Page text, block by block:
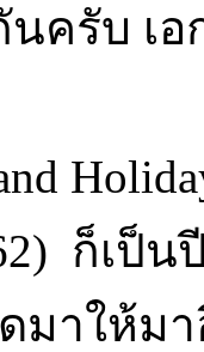
ครับ เ
ก็เป็น
มาให้ม